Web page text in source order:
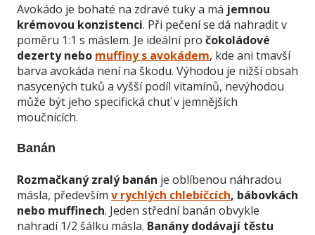
Avokádo je bohaté na zdravé tuky a má jemnou
krémovou konzistenci. Při pečení se dá nahradit v
poměru 1:1 s máslem. Je ideální pro čokoládové
dezerty nebo muffiny s avokádem, kde ani tmavší
barva avokáda není na škodu. Výhodou je nižší obsah
nasycených tuků a vyšší podíl vitamínů, nevýhodou
může být jeho specifická chuť v jemnějších
moučnících.
Banán
Rozmačkaný zralý banán je oblíbenou náhradou
másla, především v rychlých chlebíčcích, bábovkách
nebo muffinech. Jeden střední banán obvykle
nahradí 1/2 šálku másla. Banány dodávají těstu